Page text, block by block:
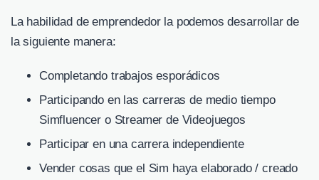
La habilidad de emprendedor la podemos desarrollar de
la siguiente manera:
Completando trabajos esporádicos
Participando en las carreras de medio tiempo
Simfluencer o Streamer de Videojuegos
Participar en una carrera independiente
Vender cosas que el Sim haya elaborado / creado